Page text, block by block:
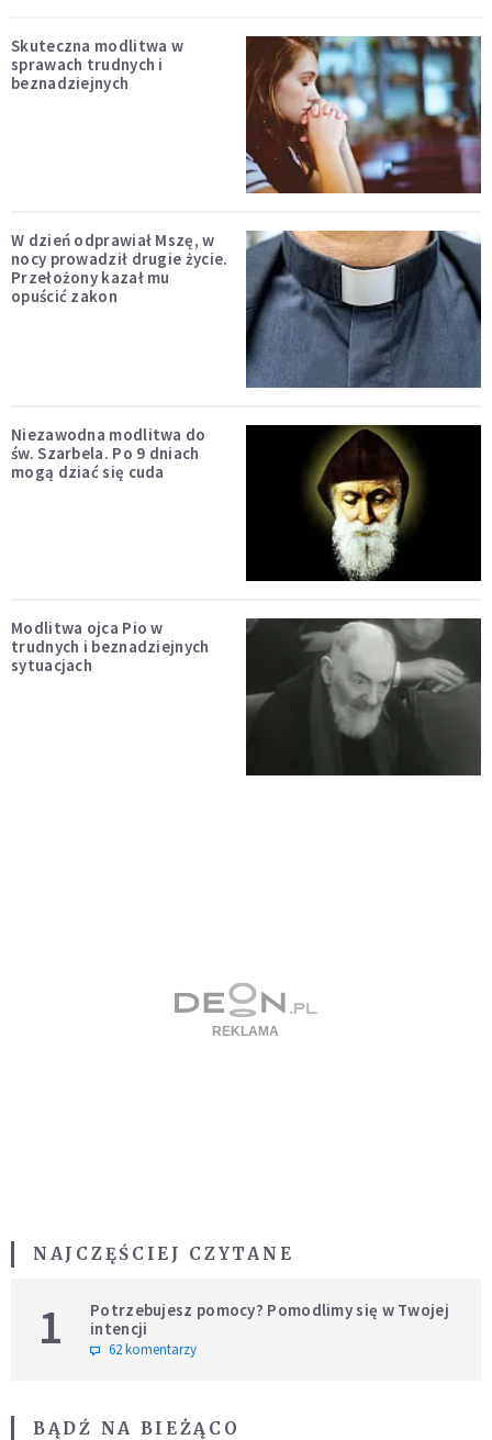
Skuteczna modlitwa w
sprawach trudnych i
beznadziejnych
W dzień odprawiał Mszę, w
nocy prowadził drugie życie.
Przełożony kazał mu
opuścić zakon
Niezawodna modlitwa do
św. Szarbela. Po 9 dniach
mogą dziać się cuda
Modlitwa ojca Pio w
trudnych i beznadziejnych
sytuacjach
NAJCZĘŚCIEJ CZYTANE
1
Potrzebujesz pomocy? Pomodlimy się w Twojej
intencji
62 komentarzy
BĄDŹ NA BIEŻĄCO